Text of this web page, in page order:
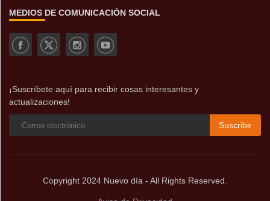
MEDIOS DE COMUNICACIÓN SOCIAL
¡Suscríbete aquí para recibir cosas interesantes y
actualizaciones!
Suscribir
Copyright 2024 Nuevo día - All Rights Reserved.